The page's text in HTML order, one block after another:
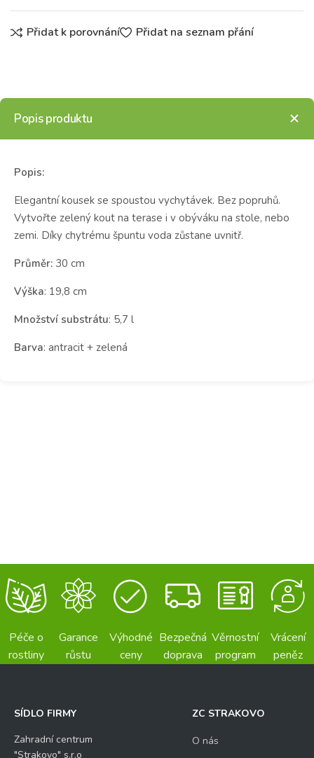
Přidat k porovnání Přidat na seznam přání
Popis produktu
Popis:
Elegantní kousek se spoustou vychytávek. Bez popruhů.
Vytvořte zelený kout na terase i v obýváku na stole, nebo
zemi. Díky chytrému špuntu voda zůstane uvnitř.
Průměr: 30 cm
Výška: 19,8 cm
Množství substrátu: 5,7 l
Barva: antracit + zelená
Péče o
rostliny
Garance
růstu
Výhodné
ceny
Bezpečná
doprava
Věrnostní
program
Vrácení
peněz
SÍDLO FIRMY
Zahradní centrum
"Strakovo" s.r.o
ZC STRAKOVO
O nás